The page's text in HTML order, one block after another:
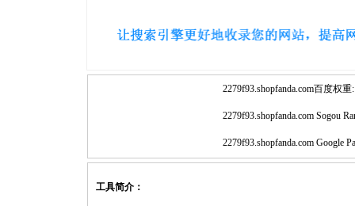
2279f93.shopfanda.com百度权重:
2279f93.shopfanda.com Sogou
2279f93.shopfanda.com Google
工具简介：